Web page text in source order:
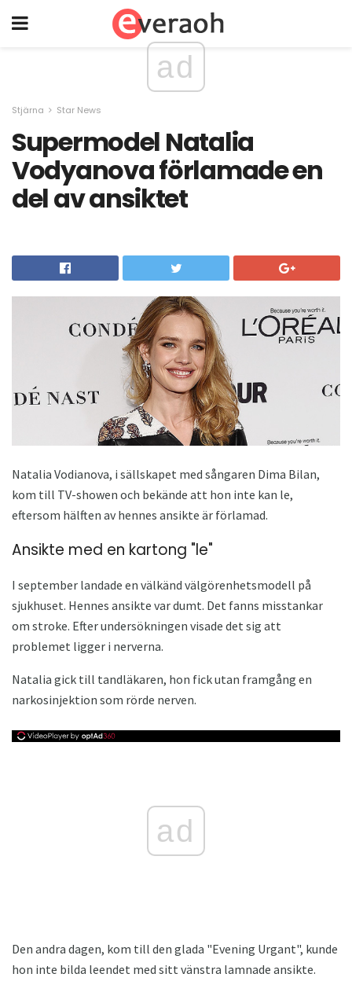
ad
Stjärna Star News
Supermodel Natalia
Vodyanova förlamade en
del av ansiktet
Natalia Vodianova, i sällskapet med sångaren Dima Bilan,
kom till TV-showen och bekände att hon inte kan le,
eftersom hälften av hennes ansikte är förlamad.
Ansikte med en kartong "le"
I september landade en välkänd välgörenhetsmodell på
sjukhuset. Hennes ansikte var dumt. Det fanns misstankar
om stroke. Efter undersökningen visade det sig att
problemet ligger i nerverna.
Natalia gick till tandläkaren, hon fick utan framgång en
narkosinjektion som rörde nerven.
ad
Den andra dagen, kom till den glada "Evening Urgant", kunde
hon inte bilda leendet med sitt vänstra lamnade ansikte.